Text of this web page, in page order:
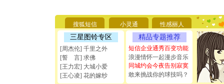
搜狐短信 小灵通 性感丽人
三星图铃专区
[周杰伦] 千里之外
[誓 言] 求佛
[王力宏] 大城小爱
[王心凌] 花的嫁纱
精品专题推荐
短信企业通秀百变功能
浪漫情怀一起漫步音乐
同城约会今夜告别寂寞
敢来挑战你的球技吗？
要平安！
[圣诞节]
能正大光
天都要快
[圣诞节]
如意,快
[元旦]看
断电。爱